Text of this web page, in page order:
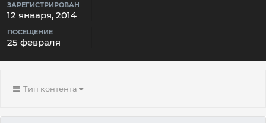
ЗАРЕГИСТРИРОВАН
12 января, 2014
ПОСЕЩЕНИЕ
25 февраля
Тип контента